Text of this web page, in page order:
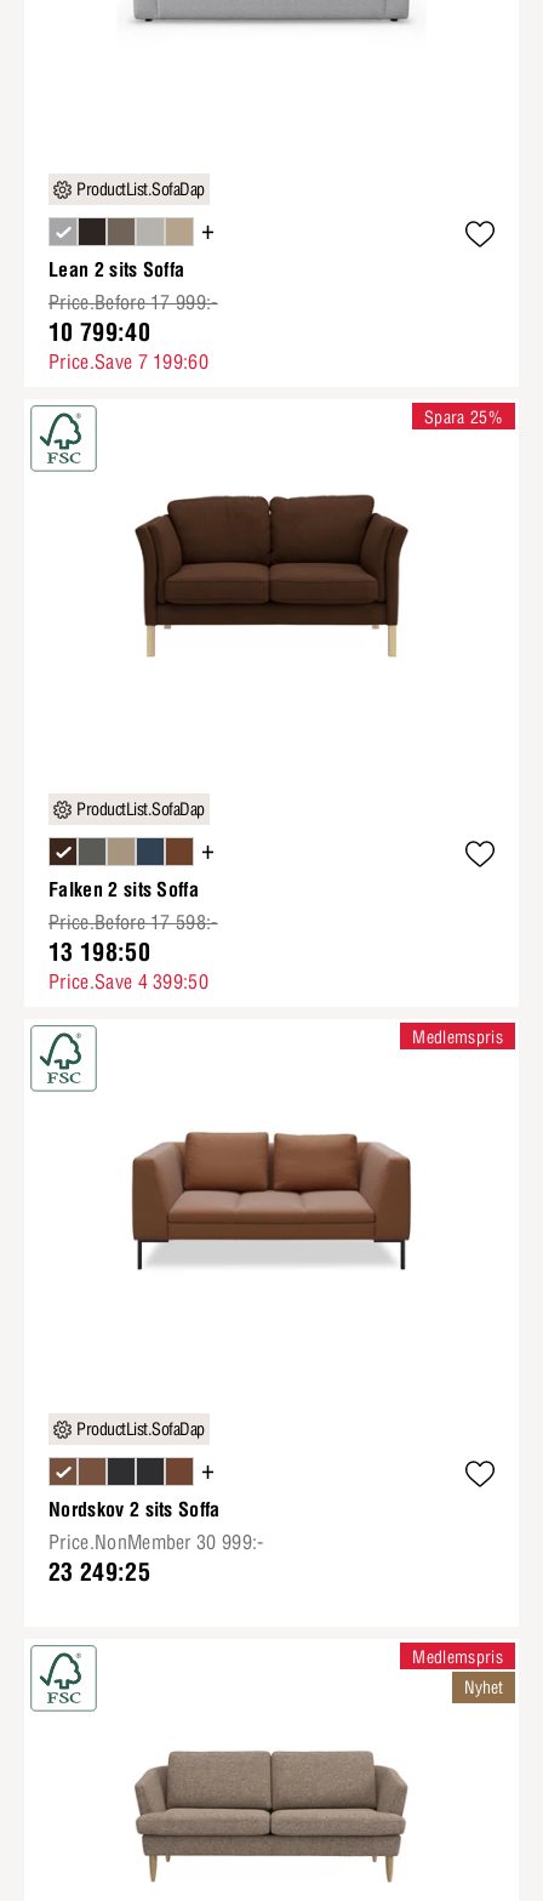
ProductList.SofaDap
+
Lean 2 sits Soffa
Price.Before 17 999:-
10 799:40
Price.Save 7 199:60
ProductList.SofaDap
+
Falken 2 sits Soffa
Price.Before 17 598:-
13 198:50
Price.Save 4 399:50
Spara 25%
ProductList.SofaDap
+
Nordskov 2 sits Soffa
Price.NonMember 30 999:-
23 249:25
Medlemspris
Medlemspris
Nyhet